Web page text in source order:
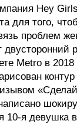
Hey
для того,
проблем
двусторонний
Metro в
контур
10-я девушка